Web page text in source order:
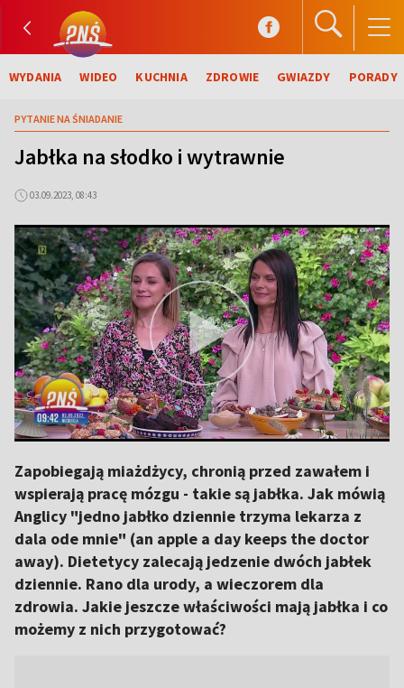
WYDANIA WIDEO KUCHNIA ZDROWIE GWIAZDY PORADY
PYTANIE NA ŚNIADANIE
Jabłka na słodko i wytrawnie
03.09.2023, 08:43
Zapobiegają miażdżycy, chronią przed zawałem i
wspierają pracę mózgu - takie są jabłka. Jak mówią
Anglicy "jedno jabłko dziennie trzyma lekarza z
dala ode mnie" (an apple a day keeps the doctor
away). Dietetycy zalecają jedzenie dwóch jabłek
dziennie. Rano dla urody, a wieczorem dla
zdrowia. Jakie jeszcze właściwości mają jabłka i co
możemy z nich przygotować?